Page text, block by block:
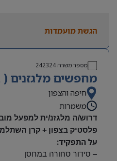
הגשת מועמדות
מספר משרה242324
מחפשים מלגזנים (
חיפה והצפון
משמרות
דרוש/ה מלגזנ/ית למפעל
פלסטיק בצפון + קרן
על התפקיד:
– סידור סחורה במחסן